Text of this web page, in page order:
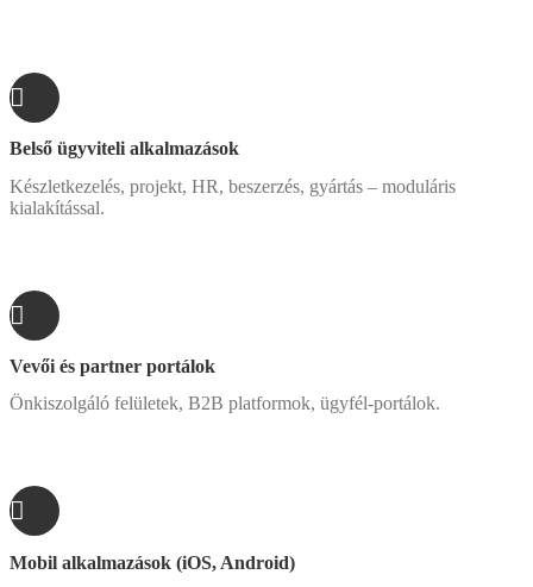
Belső ügyviteli alkalmazások
Készletkezelés, projekt, HR, beszerzés, gyártás – moduláris
kialakítással.
Vevői és partner portálok
Önkiszolgáló felületek, B2B platformok, ügyfél-portálok.
Mobil alkalmazások (iOS, Android)